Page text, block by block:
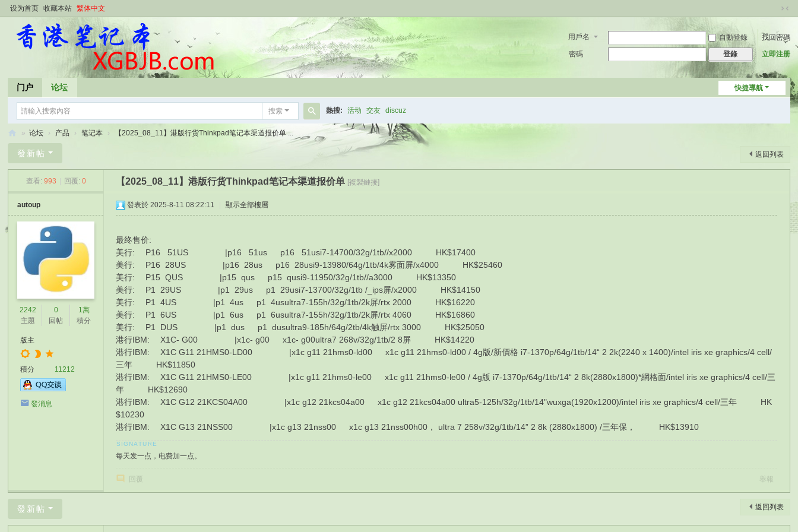
设为首页 收藏本站 繁体中文
切
到
窄
用戶名 自動登錄
找回密碼
密碼
登錄 立即注册
快捷導航
门户 论坛
搜索
搜
索
熱搜: 活动 交友 discuz
港
记
» 论坛 › 产品 › 笔记本 › 【2025_08_11】港版行货Thinkpad笔记本渠道报价单 ...
返回列表
發新帖
查看: 993 回覆: 0 【2025_08_11】港版行货Thinkpad笔记本渠道报价单 [複製鏈接]
autoup
2242
主題
0
回帖
1萬
積分
版主
積分 11212
發消息
發表於 2025-8-11 08:22:11 顯示全部樓層
最终售价:
美行: P16 51US |p16 51us p16 51usi7-14700/32g/1tb//x2000 HK$17400
美行: P16 28US |p16 28us p16 28usi9-13980/64g/1tb/4k雾面屏/x4000 HK$25460
美行: P15 QUS |p15 qus p15 qusi9-11950/32g/1tb//a3000 HK$13350
美行: P1 29US |p1 29us p1 29usi7-13700/32g/1tb /_ips屏/x2000 HK$14150
美行: P1 4US |p1 4us p1 4usultra7-155h/32g/1tb/2k屏/rtx 2000 HK$16220
美行: P1 6US |p1 6us p1 6usultra7-155h/32g/1tb/2k屏/rtx 4060 HK$16860
美行: P1 DUS |p1 dus p1 dusultra9-185h/64g/2tb/4k触屏/rtx 3000 HK$25050
港行IBM: X1C- G00 |x1c- g00 x1c- g00ultra7 268v/32g/1tb/2 8屏 HK$14220
港行IBM: X1C G11 21HMS0-LD00 |x1c g11 21hms0-ld00 x1c g11 21hms0-ld00 / 4g版/新價格 i7-1370p/64g/1tb/14“ 2 2k(2240 x 1400)/intel iris xe graphics/4 cell/
三年 HK$11850
港行IBM: X1C G11 21HMS0-LE00 |x1c g11 21hms0-le00 x1c g11 21hms0-le00 / 4g版 i7-1370p/64g/1tb/14“ 2 8k(2880x1800)*網格面/intel iris xe graphics/4 cell/三
年 HK$12690
港行IBM: X1C G12 21KCS04A00 |x1c g12 21kcs04a00 x1c g12 21kcs04a00 ultra5-125h/32g/1tb/14"wuxga(1920x1200)/intel iris xe graphics/4 cell/三年 HK
$10230
港行IBM: X1C G13 21NSS00 |x1c g13 21nss00 x1c g13 21nss00h00， ultra 7 258v/32g/1tb/14” 2 8k (2880x1800) /三年保， HK$13910
每天发一点，电费加一点。
回覆 舉報
返回列表
發新帖